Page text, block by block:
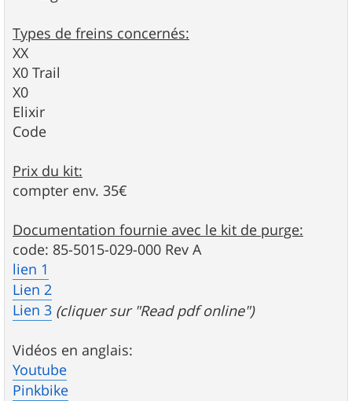
Types de freins concernés:
XX
X0 Trail
X0
Elixir
Code
Prix du kit:
compter env. 35€
Documentation fournie avec le kit de purge:
code: 85-5015-029-000 Rev A
lien 1
Lien 2
Lien 3 (cliquer sur "Read pdf online")
Vidéos en anglais:
Youtube
Pinkbike